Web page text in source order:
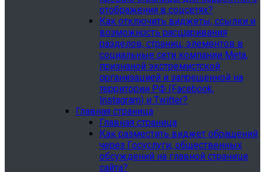
отображения в соцсетях?
Как отключить виджеты, ссылки и
возможность расшаривания
разделов, страниц, элементов в
социальные сети компании Meta,
признаной экстремистской
организацией и запрещенной на
территории РФ (Facebook,
Instagram) и Twitter?
Главная страница
Главная страница
Как разместить виджет обращений
через Госуслуги, общественных
обсуждений на главной странице
сайта?